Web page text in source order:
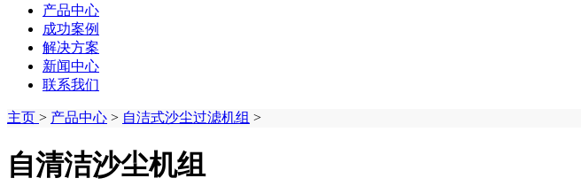
产品中心
成功案例
解决方案
新闻中心
联系我们
主页 > 产品中心 > 自洁式沙尘过滤机组 >
自清洁沙尘机组